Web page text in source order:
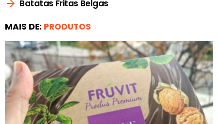
Batatas Fritas Belgas
MAIS DE: PRODUTOS